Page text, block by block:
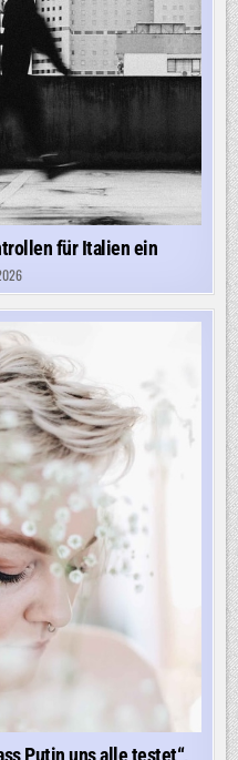
für Italien ein
Putin uns alle testet“,